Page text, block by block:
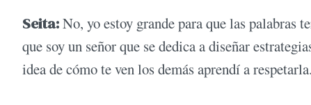
Seita:No, yo estoy grande para que las palabras
que soy un señor que se dedica a diseñar
idea de cómo te ven los demás aprendí a respetarla.